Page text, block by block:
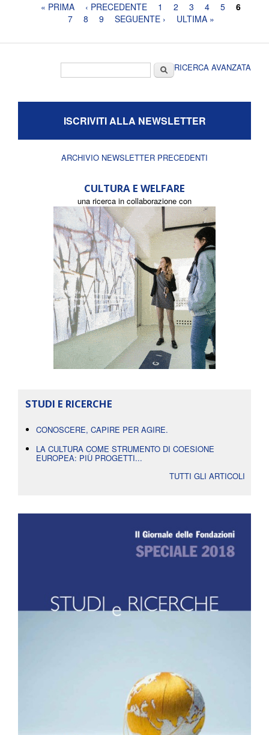
Pagine« PRIMA ‹ PRECEDENTE 1 2 3 4 5
6
7
8 9 SEGUENTE › ULTIMA »
CercaRICERCA AVANZATA
ISCRIVITI ALLA NEWSLETTER
ARCHIVIO NEWSLETTER PRECEDENTI
CULTURA E WELFARE
una ricerca in collaborazione con
STUDI E RICERCHE
CONOSCERE, CAPIRE PER AGIRE.
LA CULTURA COME STRUMENTO DI COESIONE
EUROPEA: PIÙ PROGETTI...
TUTTI GLI ARTICOLI